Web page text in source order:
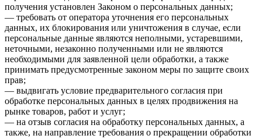
получения установлен Законом о персональных данных;
— требовать от оператора уточнения его персональных
данных, их блокирования или уничтожения в случае, если
персональные данные являются неполными, устаревшими,
неточными, незаконно полученными или не являются
необходимыми для заявленной цели обработки, а также
принимать предусмотренные законом меры по защите своих
прав;
— выдвигать условие предварительного согласия при
обработке персональных данных в целях продвижения на
рынке товаров, работ и услуг;
— на отзыв согласия на обработку персональных данных, а
также, на направление требования о прекращении обработки